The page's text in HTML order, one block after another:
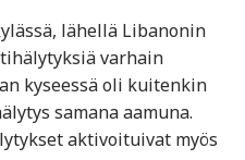
lähellä Libanonin
varhain
kyseessä oli kuitenkin
samana aamuna.
aktivoituivat myös